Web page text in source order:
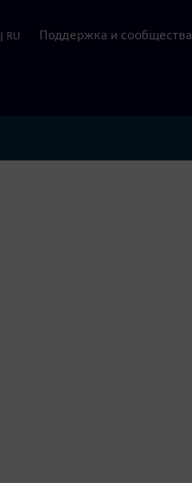
| RU Поддержка и сообщества